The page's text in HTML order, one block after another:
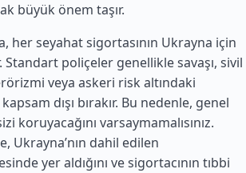
büyük önem taşır.
her seyahat sigortasının Ukrayna için
Standart poliçeler genellikle savaşı, sivil
veya askeri risk altındaki
dışı bırakır. Bu nedenle, genel
koruyacağını varsaymamalısınız.
Ukrayna’nın dahil edilen
yer aldığını ve sigortacının tıbbi